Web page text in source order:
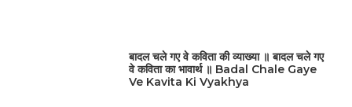
बादल चले गए वे कविता की व्याख्या ॥ बादल चले गए
वे कविता का भावार्थ ॥ Badal Chale Gaye
Ve Kavita Ki Vyakhya